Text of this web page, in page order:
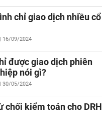
chỉ giao dịch nhiều cổ
16/09/2024
được giao dịch phiên
nói gì?
30/05/2024
chối kiểm toán cho DRH